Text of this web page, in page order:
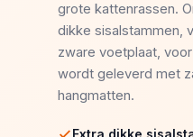
grote kattenrassen.
dikke sisalstammen,
zware voetplaat,
wordt geleverd met
hangmatten.